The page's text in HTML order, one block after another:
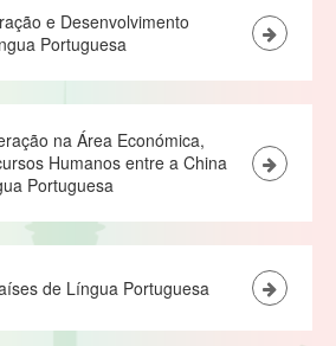
e Desenvolvimento
Portuguesa
na Área Económica,
Humanos entre a China
Portuguesa
de Língua Portuguesa